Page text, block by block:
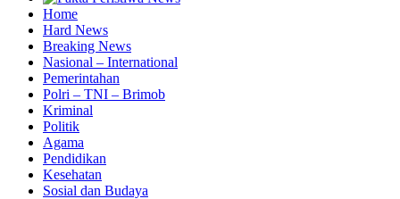
Home
Hard News
Breaking News
Nasional – International
Pemerintahan
Polri – TNI – Brimob
Kriminal
Politik
Agama
Pendidikan
Kesehatan
Sosial dan Budaya